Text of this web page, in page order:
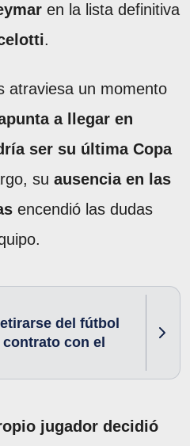
en la lista definitiva
.
atraviesa un momento
a llegar en
ser su última Copa
su ausencia en las
encendió las dudas
del fútbol
con el
jugador decidió